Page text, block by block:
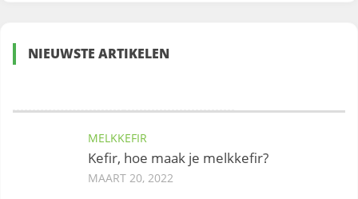
NIEUWSTE ARTIKELEN
MELKKEFIR
Kefir, hoe maak je melkkefir?
MAART 20, 2022